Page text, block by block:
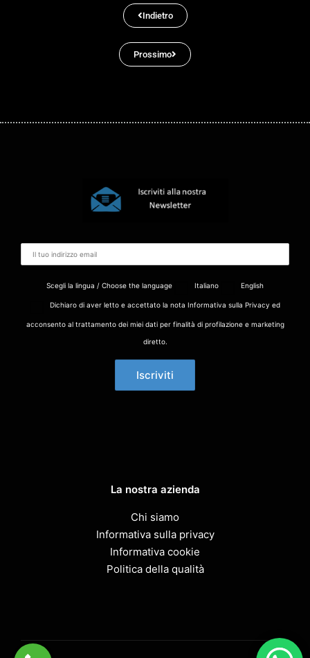
Indietro
Prossimo
Scegli la lingua / Choose the language Italiano English
Dichiaro di aver letto e accettato la nota Informativa sulla Privacy ed
acconsento al trattamento dei miei dati per finalità di profilazione e marketing
diretto.
La nostra azienda
Chi siamo
Informativa sulla privacy
Informativa cookie
Politica della qualità